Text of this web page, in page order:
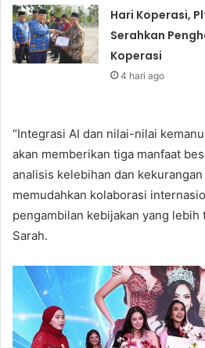
Hari Koperasi,
Serahkan
Koperasi
4 hari ago
“Integrasi AI dan nilai-nilai
akan memberikan tiga manfaat
analisis kelebihan dan
memudahkan kolaborasi
pengambilan kebijakan yang lebih
Sarah.